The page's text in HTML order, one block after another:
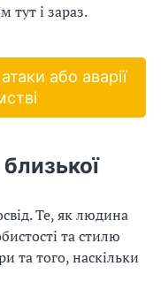
тут і зараз.
або аварії
Те, як людина
та стилю
та того, наскільки